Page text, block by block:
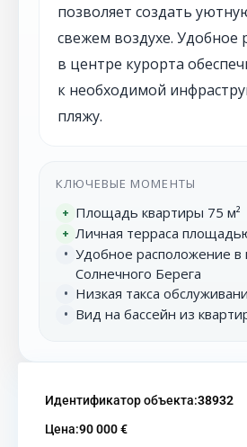
позволяет создать
свежем воздухе. Удобное
в центре курорта
к необходимой
пляжу.
КЛЮЧЕВЫЕ МОМЕНТЫ
+ Площадь квартиры 75 м²
+ Личная терраса
• Удобное расположение в
Солнечного Берега
• Низкая такса
• Вид на бассейн из
Идентификатор объекта:38932
Цена:90 000 €